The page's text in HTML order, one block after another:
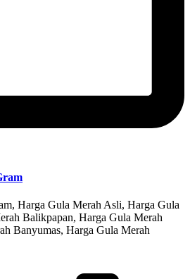
Harga Gula Merah Asli, Harga Gula
Balikpapan, Harga Gula Merah
Banyumas, Harga Gula Merah